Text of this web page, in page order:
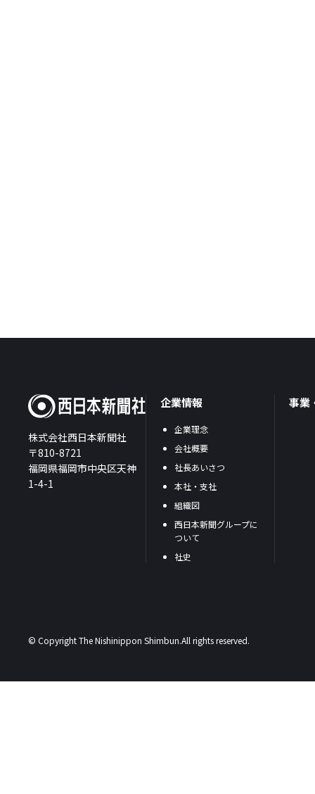
株式会社西日本新聞社
〒810-8721
福岡県福岡市中央区天神
1-4-1
企業情報
企業理念
会社概要
社長あいさつ
本社・支社
組織図
西日本新聞グループに
ついて
社史
事業
© Copyright The Nishinippon Shimbun.All rights reserved.